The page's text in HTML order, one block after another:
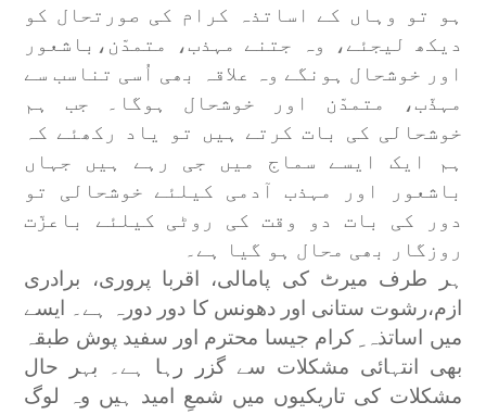
ہو تو وہاں کے اساتذہ کرام کی صورتحال کو
دیکھ لیجئے، وہ جتنے مہذب، متمدّن،باشعور
اور خوشحال ہونگے وہ علاقہ بھی اُسی تناسب سے
مہذّب، متمدّن اور خوشحال ہوگا۔ جب ہم
خوشحالی کی بات کرتے ہیں تو یاد رکھئے کہ
ہم ایک ایسے سماج میں جی رہے ہیں جہاں
باشعور اور مہذب آدمی کیلئے خوشحالی تو
دور کی بات دو وقت کی روٹی کیلئے باعزّت
روزگار بھی محال ہو گیا ہے۔
ہر طرف میرٹ کی پامالی، اقربا پروری، برادری
ازم،رشوت ستانی اور دھونس کا دور دورہ ہے۔ ایسے
میں اساتذہ ِ کرام جیسا محترم اور سفید پوش طبقہ
بھی انتہائی مشکلات سے گزر رہا ہے۔ بہر حال
مشکلات کی تاریکیوں میں شمعِ امید ہیں وہ لوگ